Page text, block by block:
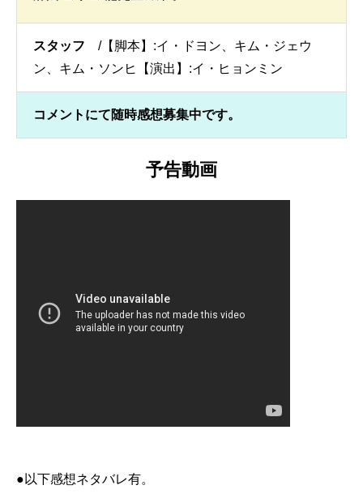
スタッフ /【脚本】:イ・ドヨン、キム・ジェウ
ン、キム・ソンヒ【演出】:イ・ヒョンミン
コメントにて随時感想募集中です。
予告動画
●以下感想ネタバレ有。